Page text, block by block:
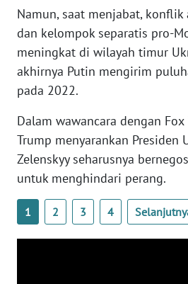
Namun, saat menjabat, konflik
dan kelompok separatis pro-
meningkat di wilayah timur
akhirnya Putin mengirim
pada 2022.
Dalam wawancara dengan
Trump menyarankan Presiden
Zelenskyy seharusnya
untuk menghindari perang.
1 2 3 4
WN
NTT
WN
KEPRI
WN
PAPUA
PAPUA
BARAT